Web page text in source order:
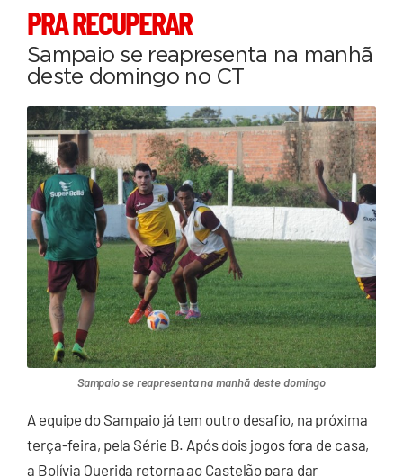
PRA RECUPERAR
Sampaio se reapresenta na manhã
deste domingo no CT
Sampaio se reapresenta na manhã deste domingo
A equipe do Sampaio já tem outro desafio, na próxima
terça-feira, pela Série B. Após dois jogos fora de casa,
a Bolívia Querida retorna ao Castelão para dar